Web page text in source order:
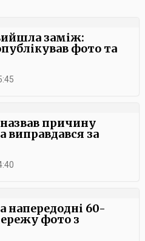
заміж:
фото та
причину
виправдався за
напередодні 60-
фото з